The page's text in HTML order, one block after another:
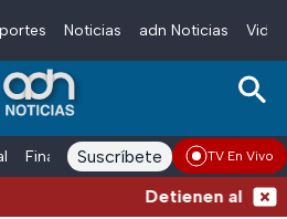
Noticias adn Noticias
Finanzas adn Noticias Radio
Suscríbete TV En Vivo
Detienen al